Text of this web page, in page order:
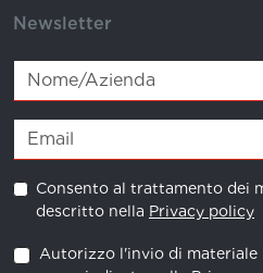
Newsletter
Consento al trattamento dei
descritto nella Privacy policy
Autorizzo l'invio di